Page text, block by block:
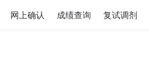
网上确认 成绩查询 复试调剂